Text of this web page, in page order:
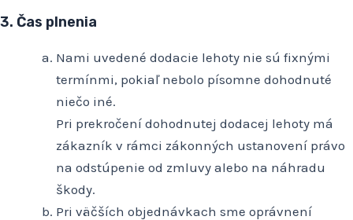
3. Čas plnenia
Nami uvedené dodacie lehoty nie sú fixnými
termínmi, pokiaľ nebolo písomne dohodnuté
niečo iné.
Pri prekročení dohodnutej dodacej lehoty má
zákazník v rámci zákonných ustanovení právo
na odstúpenie od zmluvy alebo na náhradu
škody.
Pri väčších objednávkach sme oprávnení